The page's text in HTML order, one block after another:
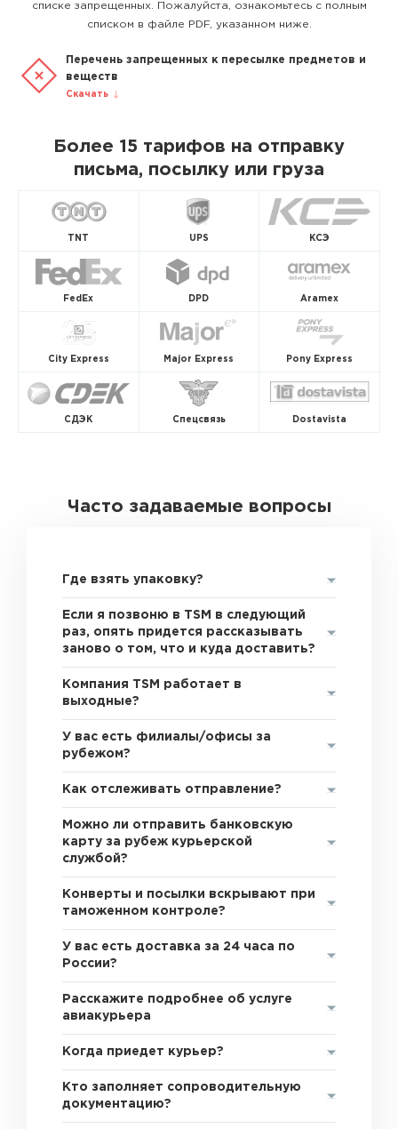
списке запрещенных. Пожалуйста, ознакомьтесь с полным
списком в файле PDF, указанном ниже.
Перечень запрещенных к пересылке предметов и
веществ
Скачать
Более 15 тарифов на отправку
письма, посылку или груза
TNT UPS КСЭ
FedEx DPD Aramex
City Express Major Express Pony Express
СДЭК Спецсвязь Dostavista
Часто задаваемые вопросы
Где взять упаковку?
Если я позвоню в TSM в следующий
раз, опять придется рассказывать
заново о том, что и куда доставить?
Компания TSM работает в
выходные?
У вас есть филиалы/офисы за
рубежом?
Как отслеживать отправление?
Можно ли отправить банковскую
карту за рубеж курьерской
службой?
Конверты и посылки вскрывают при
таможенном контроле?
У вас есть доставка за 24 часа по
России?
Расскажите подробнее об услуге
авиакурьера
Когда приедет курьер?
Кто заполняет сопроводительную
документацию?